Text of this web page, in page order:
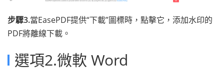
步驟3.當EasePDF提供“下載”圖標時，點擊它，添加水印的
PDF將離線下載。
選項2.微軟 Word